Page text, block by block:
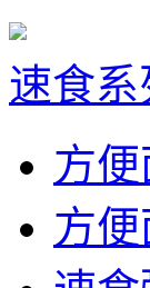
速食系
方
方